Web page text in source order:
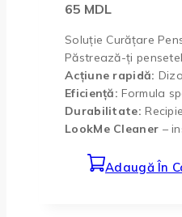
65 MDL
Soluție Curățare
Păstrează-ți
Acțiune rapidă:
Eficiență: Formula
Durabilitate:
LookMe Cleaner –
Adaugă În